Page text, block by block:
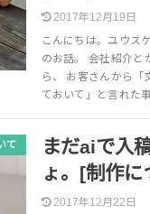
2017年12月19日
こんにちは。ユウス
のお話。 会社紹介と
ら、 お客さんから「
ておいて」と言れた
て
まだaiで入
ょ。[制作に
2017年12月22日